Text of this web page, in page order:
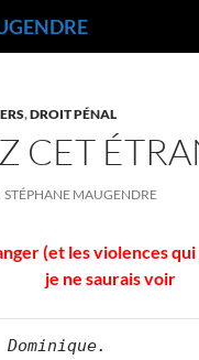
,DROIT PÉNAL
CET
STÉPHANE MAUGENDRE
(et les violences
je ne saurais voir